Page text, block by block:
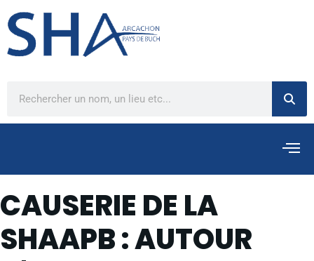
CAUSERIE DE LA
SHAAPB : AUTOUR